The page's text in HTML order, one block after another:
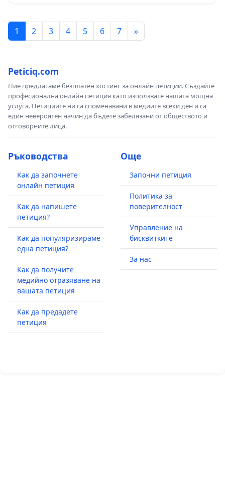
1 2 3 4 5 6 7 »
Peticiq.com
Ние предлагаме безплатен хостинг за онлайн петиции. Създайте
професионална онлайн петиция като използвате нашата мощна
услуга. Петициите ни са споменавани в медиите всеки ден и са
един невероятен начин да бъдете забелязани от обществото и
отговорните лица.
Ръководства
Как да започнете
онлайн петиция
Как да напишете
петиция?
Как да популяризираме
една петиция?
Как да получите
медийно отразяване на
вашата петиция
Как да предадете
петиция
Още
Започни петиция
Политика за
поверителност
Управление на
бисквитките
За нас